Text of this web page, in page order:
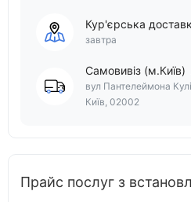
Кур'єрська
завтра
Самовивіз (м.Київ)
вул Пантелеймона
Київ, 02002
Прайс послуг з